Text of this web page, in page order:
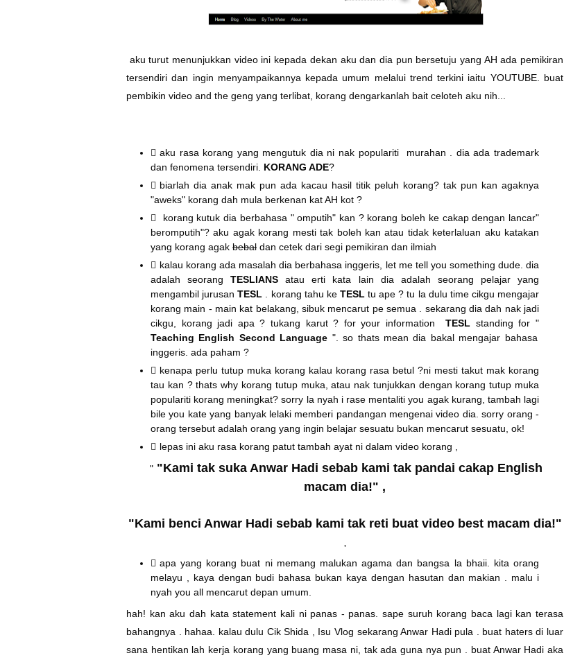
aku turut menunjukkan video ini kepada dekan aku dan dia pun bersetuju yang AH ada pemikiran
tersendiri dan ingin menyampaikannya kepada umum melalui trend terkini iaitu YOUTUBE. buat
pembikin video and the geng yang terlibat, korang dengarkanlah bait celoteh aku nih...
aku rasa korang yang mengutuk dia ni nak populariti murahan . dia ada trademark
dan fenomena tersendiri. KORANG ADE?
biarlah dia anak mak pun ada kacau hasil titik peluh korang? tak pun kan agaknya
"aweks" korang dah mula berkenan kat AH kot ?
korang kutuk dia berbahasa " omputih" kan ? korang boleh ke cakap dengan lancar"
beromputih"? aku agak korang mesti tak boleh kan atau tidak keterlaluan aku katakan
yang korang agak bebal dan cetek dari segi pemikiran dan ilmiah
kalau korang ada masalah dia berbahasa inggeris, let me tell you something dude. dia
adalah seorangTESLIANS atau erti kata lain dia adalah seorang pelajar yang
mengambil jurusanTESL . korang tahu ke TESL tu ape ? tu la dulu time cikgu mengajar
korang main - main kat belakang, sibuk mencarut pe semua . sekarang dia dah nak jadi
cikgu, korang jadi apa ? tukang karut ? for your informationTESL standing for "
Teaching English Second Language ". so thats mean dia bakal mengajar bahasa
inggeris. ada paham ?
kenapa perlu tutup muka korang kalau korang rasa betul ?ni mesti takut mak korang
tau kan ? thats why korang tutup muka, atau nak tunjukkan dengan korang tutup muka
populariti korang meningkat? sorry la nyah i rase mentaliti you agak kurang, tambah lagi
bile you kate yang banyak lelaki memberi pandangan mengenai video dia. sorry orang -
orang tersebut adalah orang yang ingin belajar sesuatu bukan mencarut sesuatu, ok!
lepas ini aku rasa korang patut tambah ayat ni dalam video korang ,
" "Kami tak suka Anwar Hadi sebab kami tak pandai cakap English
macam dia!" ,
"Kami benci Anwar Hadi sebab kami tak reti buat video best macam dia!"
apa yang korang buat ni memang malukan agama dan bangsa la bhaii. kita orang
melayu , kaya dengan budi bahasa bukan kaya dengan hasutan dan makian . malu i
nyah you all mencarut depan umum.
hah! kan aku dah kata statement kali ni panas - panas. sape suruh korang baca lagi kan terasa
bahangnya . hahaa. kalau dulu Cik Shida , Isu Vlog sekarangAnwar Hadi pula . buat haters di luar
sana hentikan lah kerja korang yang buang masa ni, tak ada guna nya pun . buat Anwar Hadi aka